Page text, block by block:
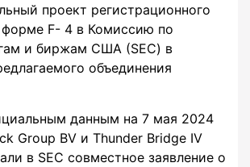
проект регистрационного
форме F- 4 в Комиссию по
и биржам США (SEC) в
объединения
данным на 7 мая 2024
Group BV и Thunder Bridge IV
в SEC совместное заявление о